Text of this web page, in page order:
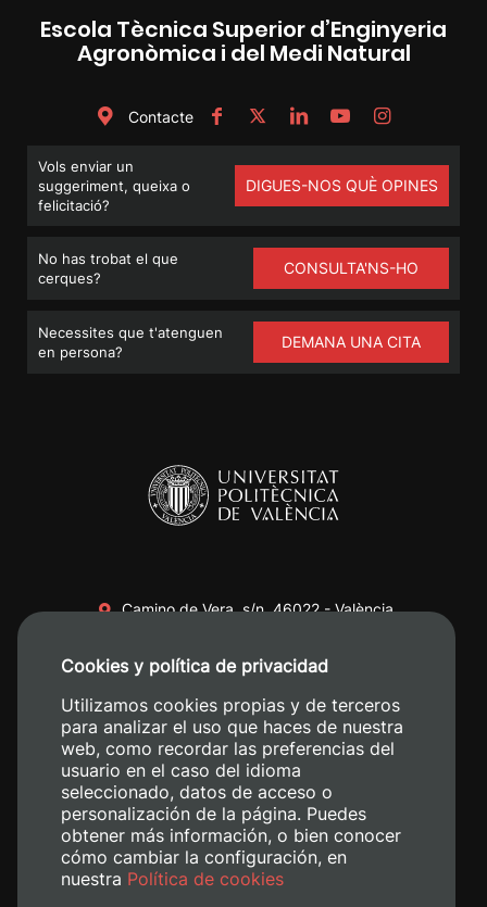
Escola Tècnica Superior d’Enginyeria
Agronòmica i del Medi Natural
Contacte
Vols enviar un
suggeriment, queixa o
felicitació?
DIGUES-NOS QUÈ OPINES
No has trobat el que
cerques?
CONSULTA'NS-HO
Necessites que t'atenguen
en persona?
DEMANA UNA CITA
Camino de Vera, s/n. 46022 - València
+34 620 04 00 50
Cookies y política de privacidad
Utilizamos cookies propias y de terceros
para analizar el uso que haces de nuestra
web, como recordar las preferencias del
usuario en el caso del idioma
seleccionado, datos de acceso o
personalización de la página. Puedes
obtener más información, o bien conocer
cómo cambiar la configuración, en
nuestra Política de cookies